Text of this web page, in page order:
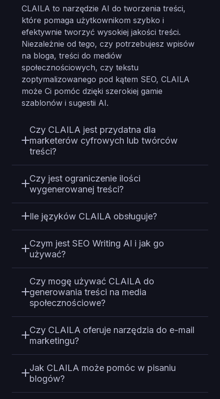
CLAILA to narzędzie AI do tworzenia treści,
które pomaga użytkownikom szybko i
efektywnie tworzyć wysokiej jakości treści.
Niezależnie od tego, czy potrzebujesz wpisów
na bloga, treści do mediów
społecznościowych, czy tekstu
zoptymalizowanego pod kątem SEO, CLAILA
może Ci pomóc dzięki szerokiej gamie
szablonów i sugestii AI.
Czy CLAILA jest przydatna dla
marketerów cyfrowych lub twórców
treści?
Czy jest ograniczenie ilości
wygenerowanej treści?
Ile języków CLAILA obsługuje?
Czym jest SEO Writing AI i jak go
używać?
Czy mogę używać CLAILA do
generowania treści na media
społecznościowe?
Czy CLAILA oferuje narzędzia do e-mail
marketingu?
Jak CLAILA może pomóc w pisaniu
blogów?